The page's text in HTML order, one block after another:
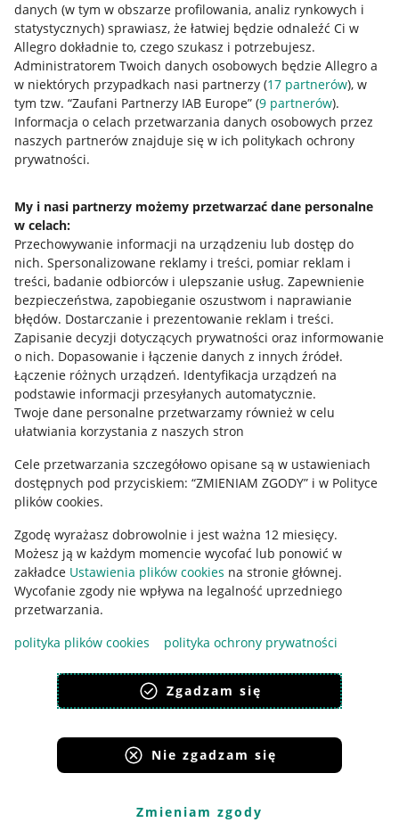
danych (w tym w obszarze profilowania, analiz rynkowych i
statystycznych) sprawiasz, że łatwiej będzie odnaleźć Ci w
Allegro dokładnie to, czego szukasz i potrzebujesz.
Administratorem Twoich danych osobowych będzie Allegro a
w niektórych przypadkach nasi partnerzy (17 partnerów), w
tym tzw. “Zaufani Partnerzy IAB Europe” (9 partnerów).
Informacja o celach przetwarzania danych osobowych przez
naszych partnerów znajduje się w ich politykach ochrony
prywatności.
My i nasi partnerzy możemy przetwarzać dane personalne
w celach:
Przechowywanie informacji na urządzeniu lub dostęp do
nich. Spersonalizowane reklamy i treści, pomiar reklam i
treści, badanie odbiorców i ulepszanie usług. Zapewnienie
bezpieczeństwa, zapobieganie oszustwom i naprawianie
błędów. Dostarczanie i prezentowanie reklam i treści.
Zapisanie decyzji dotyczących prywatności oraz informowanie
o nich. Dopasowanie i łączenie danych z innych źródeł.
Łączenie różnych urządzeń. Identyfikacja urządzeń na
podstawie informacji przesyłanych automatycznie.
Twoje dane personalne przetwarzamy również w celu
ułatwiania korzystania z naszych stron
Cele przetwarzania szczegółowo opisane są w ustawieniach
dostępnych pod przyciskiem: “ZMIENIAM ZGODY” i w Polityce
plików cookies.
Zgodę wyrażasz dobrowolnie i jest ważna 12 miesięcy.
Możesz ją w każdym momencie wycofać lub ponowić w
zakładce Ustawienia plików cookies na stronie głównej.
Wycofanie zgody nie wpływa na legalność uprzedniego
przetwarzania.
polityka plików cookies
polityka ochrony prywatności
Zgadzam się
Nie zgadzam się
Zmieniam zgody
Przydatne informacje
Jak to działa
Allegro Gadane dla sprzedających
Allegro Gadane dla kupujących
Mapa miejscowości
Informacje prawne
Regulamin
Polityka plików "cookies"
Ustawienia plików "cookies"
Udostępnianie lokalizacji
Informacje dla Aktu o Usługach Cyfrowych
Pobierz aplikację
Korzystanie z serwisu oznacza akceptacjęregulaminu